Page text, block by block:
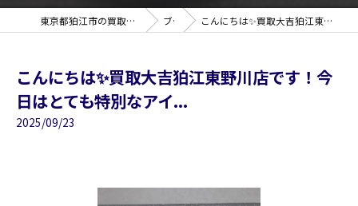
東京都狛江市の買取なら買取大吉 狛江東野川店 ブログ こんにちは✨買取大吉狛江東野川店です！今日はとても特別なアイ...
こんにちは✨買取大吉狛江東野川店です！今
日はとても特別なアイ...
2025/09/23